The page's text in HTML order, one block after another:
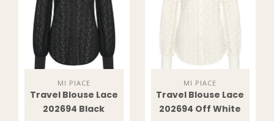
MI PIACE
Travel Blouse Lace
202694 Black
MI PIACE
Travel Blouse Lace
202694 Off White